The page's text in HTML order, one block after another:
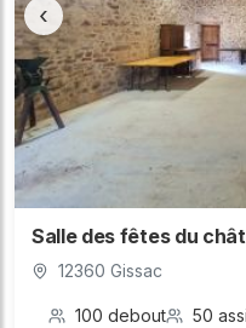
‹
Salle des fêtes du
12360 Gissac
100 debout 50